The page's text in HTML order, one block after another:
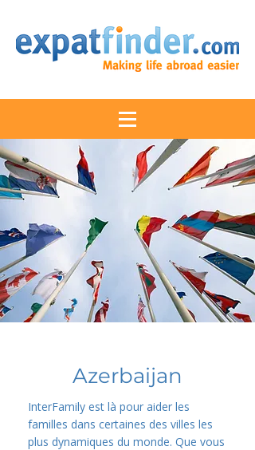
Azerbaijan
InterFamily est là pour aider les
familles dans certaines des villes les
plus dynamiques du monde. Que vous